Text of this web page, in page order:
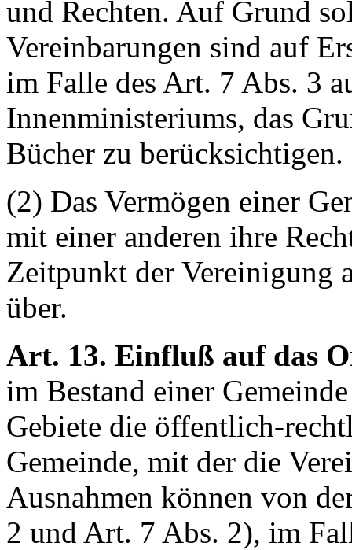
und Rechten. Auf Grund
Vereinbarungen sind auf
im Falle des Art. 7 Abs. 3
Innenministeriums, das
Bücher zu berücksichtigen.
(2) Das Vermögen einer
mit einer anderen ihre
Zeitpunkt der Vereinigung
über.
Art. 13. Einfluß auf das
im Bestand einer
Gebiete die öffentlich-
Gemeinde, mit der die
Ausnahmen können von
2 und Art. 7 Abs. 2), im